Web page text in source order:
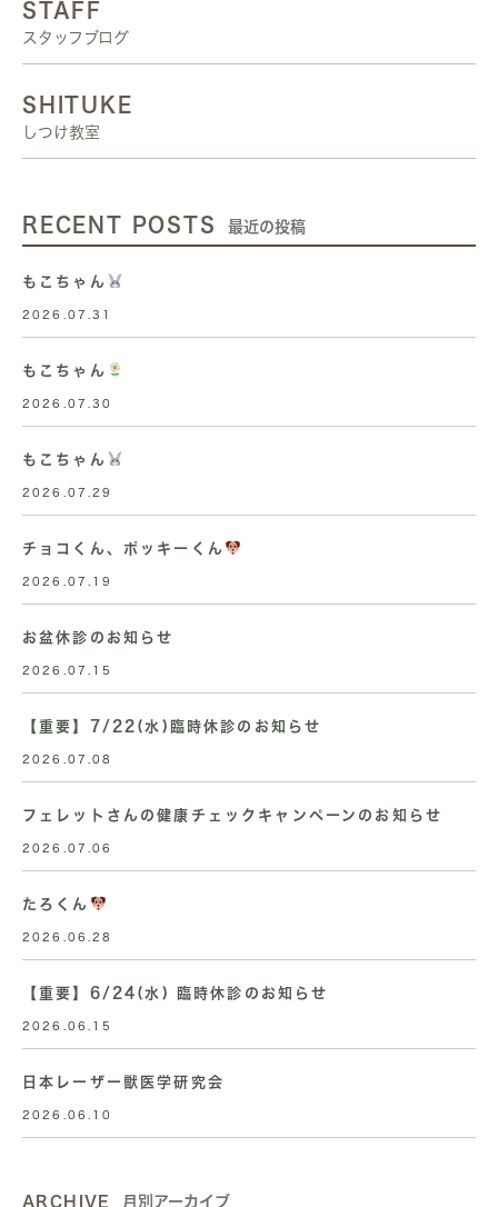
STAFF
スタッフブログ
SHITUKE
しつけ教室
RECENT POSTS 最近の投稿
もこちゃん
2026.07.31
もこちゃん
2026.07.30
もこちゃん
2026.07.29
チョコくん、ポッキーくん
2026.07.19
お盆休診のお知らせ
2026.07.15
【重要】7/22(水)臨時休診のお知らせ
2026.07.08
フェレットさんの健康チェックキャンペーンのお知らせ
2026.07.06
たろくん
2026.06.28
【重要】6/24(水) 臨時休診のお知らせ
2026.06.15
日本レーザー獣医学研究会
2026.06.10
ARCHIVE 月別アーカイブ